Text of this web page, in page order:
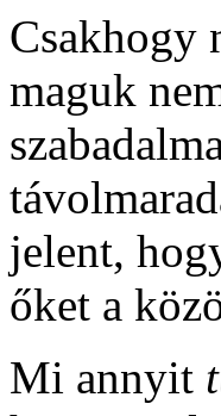
Csakhogy
maguk
jelent,
őket a
Mi annyit